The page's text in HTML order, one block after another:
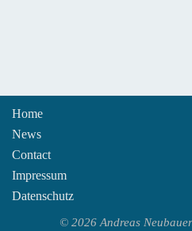
Home
News
Contact
Impressum
Datenschutz
© 2026 Andreas